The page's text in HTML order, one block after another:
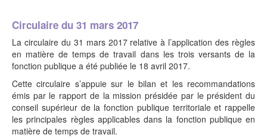
Circulaire du 31 mars 2017
La circulaire du 31 mars 2017 relative à l’application des règles
en matière de temps de travail dans les trois versants de la
fonction publique a été publiée le 18 avril 2017.
Cette circulaire s’appuie sur le bilan et les recommandations
émis par le rapport de la mission présidée par le président du
conseil supérieur de la fonction publique territoriale et rappelle
les principales règles applicables dans la fonction publique en
matière de temps de travail.